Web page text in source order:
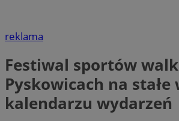
reklama
Festiwal sportów
Pyskowicach na stałe
kalendarzu wydarzeń